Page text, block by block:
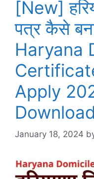
[New]
पत्र कैसे
Haryana
Apply
Download
January 18, 2024